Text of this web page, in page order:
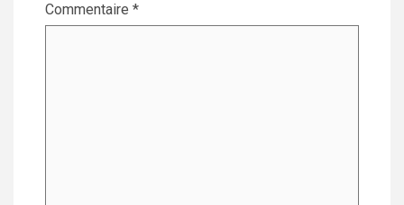
Commentaire *